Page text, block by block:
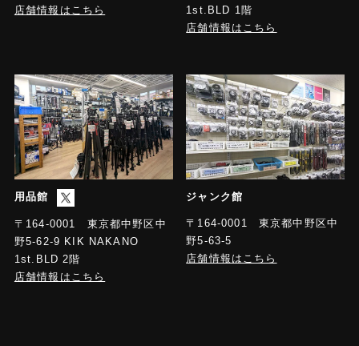
店舗情報はこちら
1st.BLD 1階
店舗情報はこちら
用品館
〒164-0001 東京都中野区中
野5-62-9 KIK NAKANO
1st.BLD 2階
店舗情報はこちら
ジャンク館
〒164-0001 東京都中野区中
野5-63-5
店舗情報はこちら